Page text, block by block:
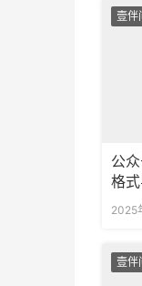
壹伴
公
格式
2025
壹伴